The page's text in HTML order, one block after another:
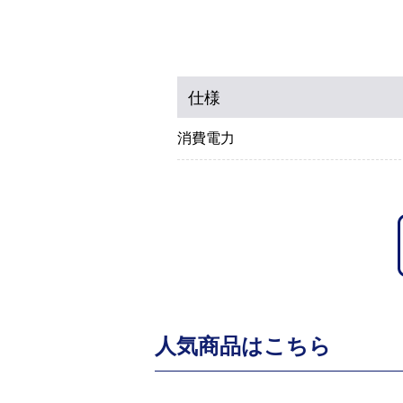
仕様
消費電力
人気商品はこちら